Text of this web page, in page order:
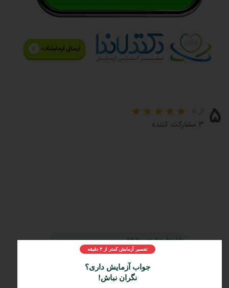
۵ ۳ مشارکت کننده
مراحل و چرایی دریافت تفسیر دکتر لاندا
ثبت درخواست
ارسال جواب آزمایش
دریافت تفسیر تخصصی
تفسیر آزمایش کمتر از ۳ دقیقه
جواب آزمایش داری؟
نگران نباش!